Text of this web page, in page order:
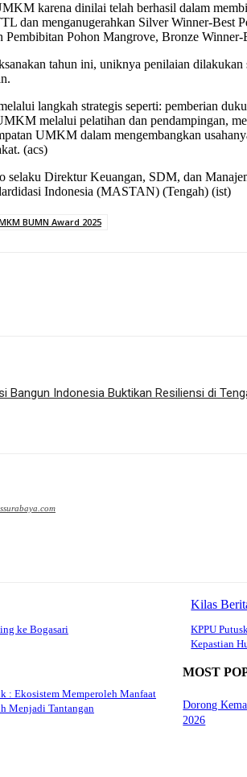
karena dinilai telah berhasil dalam
dan menganugerahkan Silver Winner-
Pohon Mangrove, Bronze
tahun ini, uniknya penilaian dilakukan
langkah strategis seperti: pemberian
melalui pelatihan dan pendampingan,
UMKM dalam mengembangkan
(acs)
selaku Direktur Keuangan, SDM, dan
Indonesia (MASTAN) (Tengah) (ist)
BUMN Award 2025
Bangun Indonesia Buktikan Resiliensi di
ke Bogasari
Kilas
KPPU
Kepastian
: Ekosistem Memperoleh Manfaat
Menjadi Tantangan
MOST
Dorong
2026